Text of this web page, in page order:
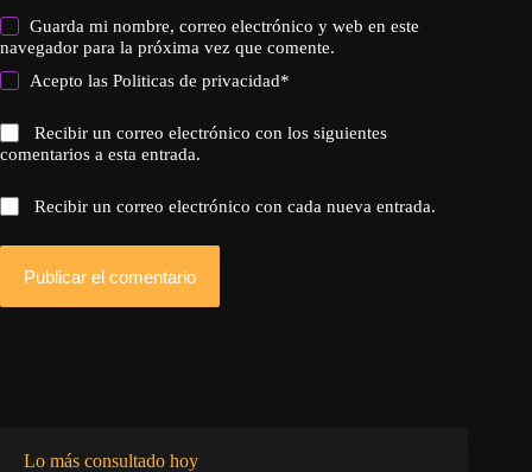
Guarda mi nombre, correo electrónico y web en este
navegador para la próxima vez que comente.
Acepto lasPoliticas de privacidad*
Recibir un correo electrónico con los siguientes
comentarios a esta entrada.
Recibir un correo electrónico con cada nueva entrada.
Publicar el comentario
Lo más consultado hoy